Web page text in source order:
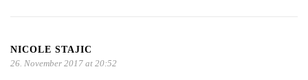
NICOLE STAJIC
26. November 2017 at 20:52